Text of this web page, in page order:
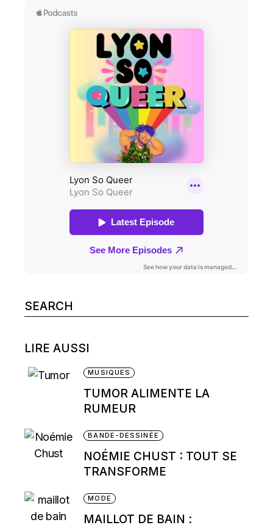
Search
for:
LIRE AUSSI
MUSIQUES
TUMOR ALIMENTE LA
RUMEUR
BANDE-DESSINÉE
NOÉMIE CHUST : TOUT SE
TRANSFORME
MODE
MAILLOT DE BAIN :